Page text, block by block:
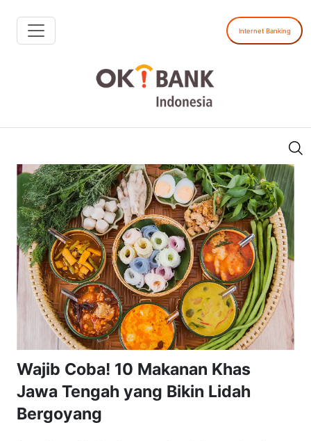
Internet Banking
Wajib Coba! 10 Makanan Khas
Jawa Tengah yang Bikin Lidah
Bergoyang